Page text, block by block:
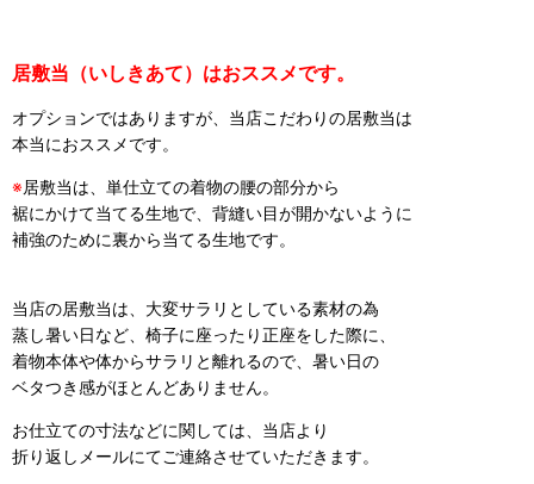
居敷当（いしきあて）はおススメです。
オプションではありますが、当店こだわりの居敷当は
本当におススメです。
※居敷当は、単仕立ての着物の腰の部分から
裾にかけて当てる生地で、背縫い目が開かないように
補強のために裏から当てる生地です。
当店の居敷当は、大変サラリとしている素材の為
蒸し暑い日など、椅子に座ったり正座をした際に、
着物本体や体からサラリと離れるので、暑い日の
ベタつき感がほとんどありません。
お仕立ての寸法などに関しては、当店より
折り返しメールにてご連絡させていただきます。